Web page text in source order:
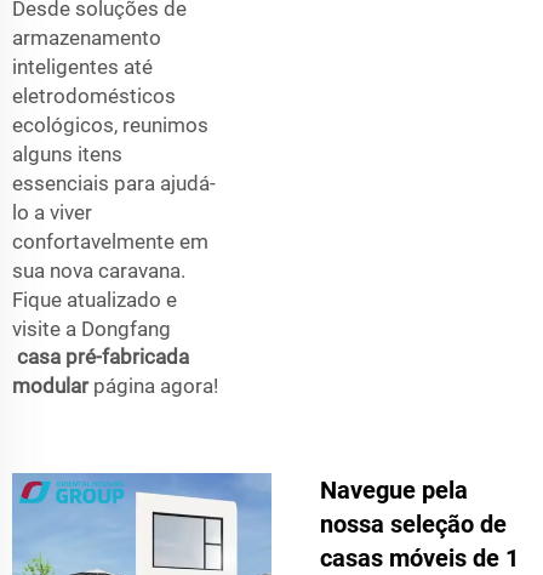
Desde soluções de
armazenamento
inteligentes até
eletrodomésticos
ecológicos, reunimos
alguns itens
essenciais para ajudá-
lo a viver
confortavelmente em
sua nova caravana.
Fique atualizado e
visite a Dongfang
casa pré-fabricada
modular página agora!
Navegue pela
nossa seleção de
casas móveis de 1